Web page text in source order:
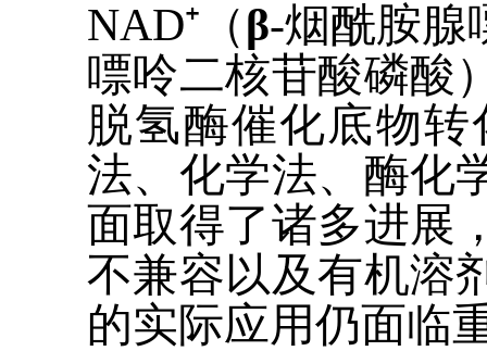
NAD⁺ （β-烟酰胺腺
嘌呤二核苷酸磷酸
脱氢酶催化底物
法、化学法、酶化
面取得了诸多进展
不兼容以及有机溶
的实际应用仍面临